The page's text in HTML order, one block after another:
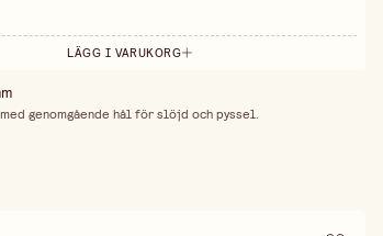
LÄGG I VARUKORG
genomgående hål för slöjd och pyssel.